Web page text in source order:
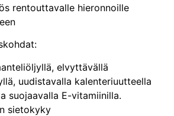
rentouttavalle hieronnoille
elvyttävällä
uudistavalla kalenteriuutteella
suojaavalla E-vitamiinilla.
sietokyky